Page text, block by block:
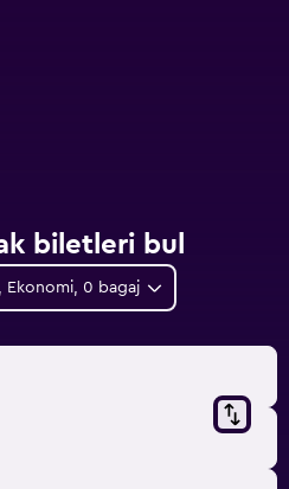
biletleri bul
Ekonomi, 0 bagaj